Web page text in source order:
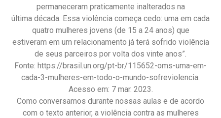
permaneceram praticamente inalterados na
última década. Essa violência começa cedo: uma em cada
quatro mulheres jovens (de 15 a 24 anos) que
estiveram em um relacionamento já terá sofrido violência
de seus parceiros por volta dos vinte anos”.
Fonte: https://brasil.un.org/pt-br/115652-oms-uma-em-
cada-3-mulheres-em-todo-o-mundo-sofreviolencia.
Acesso em: 7 mar. 2023.
Como conversamos durante nossas aulas e de acordo
com o texto anterior, a violência contra as mulheres